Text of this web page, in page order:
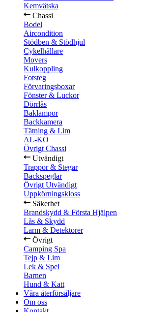
Kemvätska
Chassi
Bodel
Aircondition
Stödben & Stödhjul
Cykelhållare
Movers
Kulkoppling
Fotsteg
Förvaringsboxar
Fönster & Luckor
Dörrlås
Baklampor
Backkamera
Tätning & Lim
AL-KO
Övrigt Chassi
Utvändigt
Trappor & Stegar
Backspeglar
Övrigt Utvändigt
Uppkörningskloss
Säkerhet
Brandskydd & Första Hjälpen
Lås & Skydd
Larm & Detektorer
Övrigt
Camping Spa
Tejp & Lim
Lek & Spel
Barnen
Hund & Katt
Våra återförsäljare
Om oss